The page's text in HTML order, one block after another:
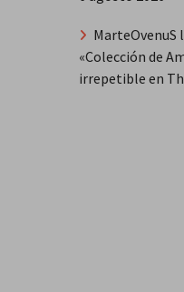
MarteOvenuS
«Colección de
irrepetible en